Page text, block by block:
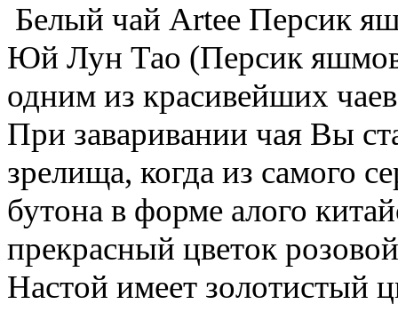
Белый чай Artee Персик
Юй Лун Тао (Персик
одним из красивейших
При заваривании чая Вы
зрелища, когда из самого
бутона в форме алого
прекрасный цветок
Настой имеет золотистый